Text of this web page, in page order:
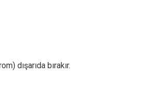
dışarıda bırakır.